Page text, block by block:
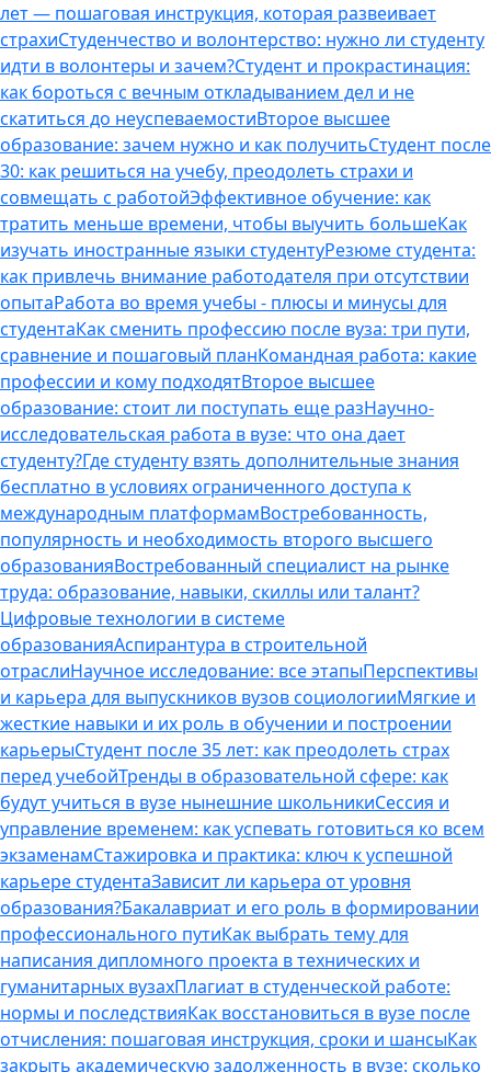
лет — пошаговая инструкция, которая развеивает
страхиСтуденчество и волонтерство: нужно ли cтуденту
идти в волонтеры и зачем?Студент и прокрастинация:
как бороться с вечным откладыванием дел и не
скатиться до неуспеваемостиВторое высшее
образование: зачем нужно и как получитьСтудент после
30: как решиться на учебу, преодолеть страхи и
совмещать с работойЭффективное обучение: как
тратить меньше времени, чтобы выучить большеКак
изучать иностранные языки студентуРезюме студента:
как привлечь внимание работодателя при отсутствии
опытаРабота во время учебы - плюсы и минусы для
студентаКак сменить профессию после вуза: три пути,
сравнение и пошаговый планКомандная работа: какие
профессии и кому подходятВторое высшее
образование: стоит ли поступать еще разНаучно-
исследовательская работа в вузе: что она дает
студенту?Где студенту взять дополнительные знания
бесплатно в условиях ограниченного доступа к
международным платформамВостребованность,
популярность и необходимость второго высшего
образованияВостребованный специалист на рынке
труда: образование, навыки, скиллы или талант?
Цифровые технологии в системе
образованияАспирантура в строительной
отраслиНаучное исследование: все этапыПерспективы
и карьера для выпускников вузов социологииМягкие и
жесткие навыки и их роль в обучении и построении
карьерыСтудент после 35 лет: как преодолеть страх
перед учебойТренды в образовательной сфере: как
будут учиться в вузе нынешние школьникиСессия и
управление временем: как успевать готовиться ко всем
экзаменамСтажировка и практика: ключ к успешной
карьере студентаЗависит ли карьера от уровня
образования?Бакалавриат и его роль в формировании
профессионального путиКак выбрать тему для
написания дипломного проекта в технических и
гуманитарных вузахПлагиат в студенческой работе:
нормы и последствияКак восстановиться в вузе после
отчисления: пошаговая инструкция, сроки и шансыКак
закрыть академическую задолженность в вузе: сколько